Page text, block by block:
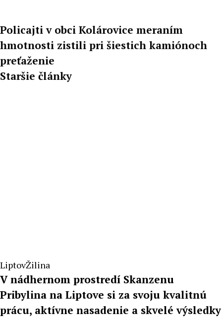
Policajti v obci Kolárovice meraním
hmotnosti zistili pri šiestich kamiónoch
preťaženie
Staršie články
LiptovŽilina
V nádhernom prostredí Skanzenu
Pribylina na Liptove si za svoju kvalitnú
prácu, aktívne nasadenie a skvelé výsledky